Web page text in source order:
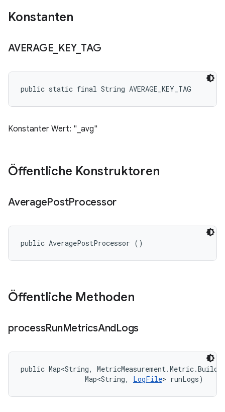
Konstanten
AVERAGE KEY_ TAG
public static final String AVERAGE_KEY_TAG
Konstanter Wert: "_avg"
Öffentliche Konstruktoren
AveragePostProcessor
public AveragePostProcessor ()
Öffentliche Methoden
processRunMetricsAndLogs
public Map<String,
                Map<String,
LogFile> runLogs)